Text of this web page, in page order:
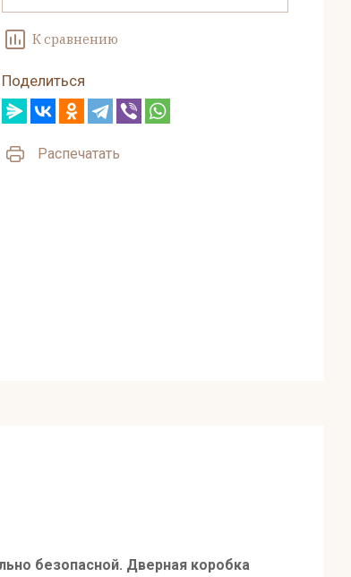
К сравнению
Поделиться
Распечатать
безопасной. Дверная коробка